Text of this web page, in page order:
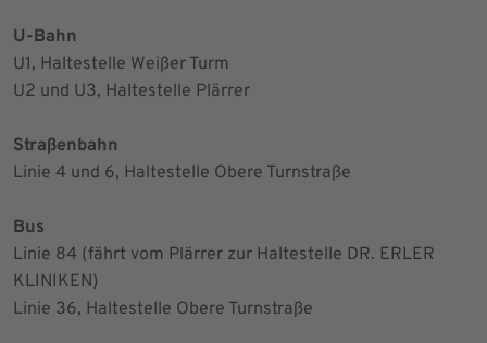
U-Bahn
U1, Haltestelle Weißer Turm
U2 und U3, Haltestelle Plärrer
Straßenbahn
Linie 4 und 6, Haltestelle Obere Turnstraße
Bus
Linie 84 (fährt vom Plärrer zur Haltestelle DR. ERLER
KLINIKEN)
Linie 36, Haltestelle Obere Turnstraße